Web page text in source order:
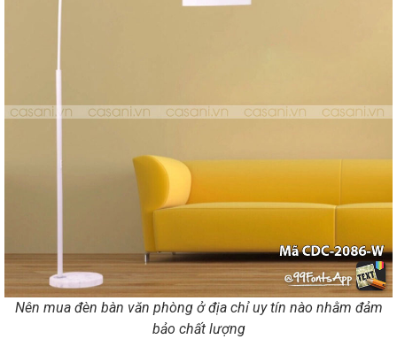
Nên mua đèn bàn văn phòng ở địa chỉ uy tín nào nhằm đảm
bảo chất lượng